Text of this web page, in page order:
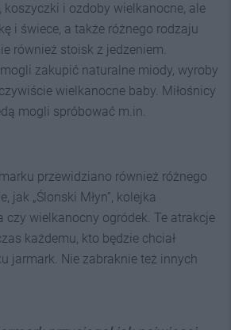
i ozdoby wielkanocne, ale
i świece, a także różnego rodzaju
również stoisk z jedzeniem.
zakupić naturalne miody, wyroby
wielkanocne baby. Miłośnicy
mogli spróbować m.in.
przewidziano również różnego
jak „Ślonski Młyn”, kolejka
czy wielkanocny ogródek. Te atrakcje
każdemu, kto będzie chciał
jarmark. Nie zabraknie też innych